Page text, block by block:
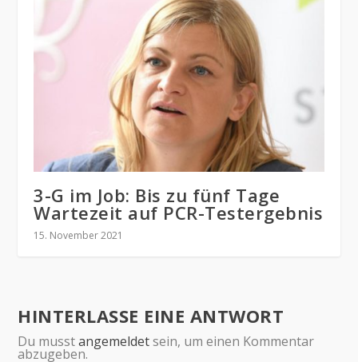
3-G im Job: Bis zu fünf Tage
Wartezeit auf PCR-Testergebnis
15. November 2021
HINTERLASSE EINE ANTWORT
Du musstangemeldetsein, um einen Kommentar
abzugeben.